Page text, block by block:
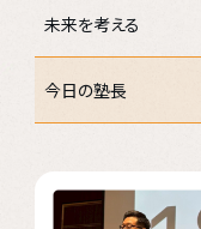
会社概要
未来を考える
今日の塾長